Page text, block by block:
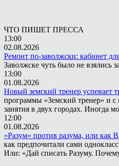
ЧТО ПИШЕТ ПРЕССА
13:00
02.08.2026
Ремонт по-заволжски: кабинет
Заволжске чуть было не взялись
13:00
01.08.2026
Новый земский тренер успевает
программы «Земский тренер» и с
занятия в двух городах. Иногда
12:00
01.08.2026
«Разум» против разума, или как
как предпочитали сами
Или: «Дай списать Разуму.